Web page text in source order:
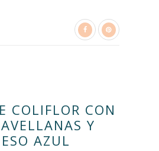
COLIFLOR CON
Y
AZUL